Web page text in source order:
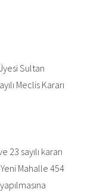
Sultan
Meclis Kararı
sayılı kararı
Mahalle 454